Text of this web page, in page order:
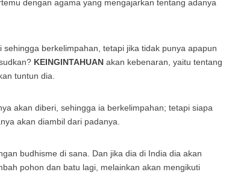
dengan agama yang mengajarkan tentang adanya
sehingga berkelimpahan, tetapi jika tidak punya apapun
KEINGINTAHUAN akan kebenaran, yaitu tentang
tuntun dia.
akan diberi, sehingga ia berkelimpahan; tetapi siapa
akan diambil dari padanya.
budhisme di sana. Dan jika dia di India dia akan
pohon dan batu lagi, melainkan akan mengikuti